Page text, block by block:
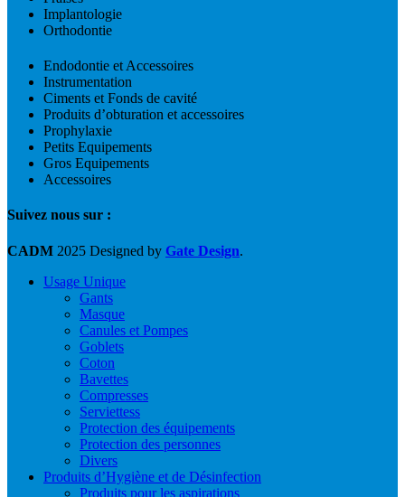
Implantologie
Orthodontie
Endodontie et Accessoires
Instrumentation
Ciments et Fonds de cavité
Produits d’obturation et accessoires
Prophylaxie
Petits Equipements
Gros Equipements
Accessoires
Suivez nous sur :
CADM 2025 Designed by Gate Design.
Usage Unique
Gants
Masque
Canules et Pompes
Goblets
Coton
Bavettes
Compresses
Serviettess
Protection des équipements
Protection des personnes
Divers
Produits d’Hygiène et de Désinfection
Produits pour les aspirations